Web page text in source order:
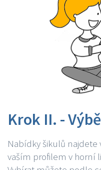
Krok II. -
Nabídky šikulů najdete
vaším profilem v horní